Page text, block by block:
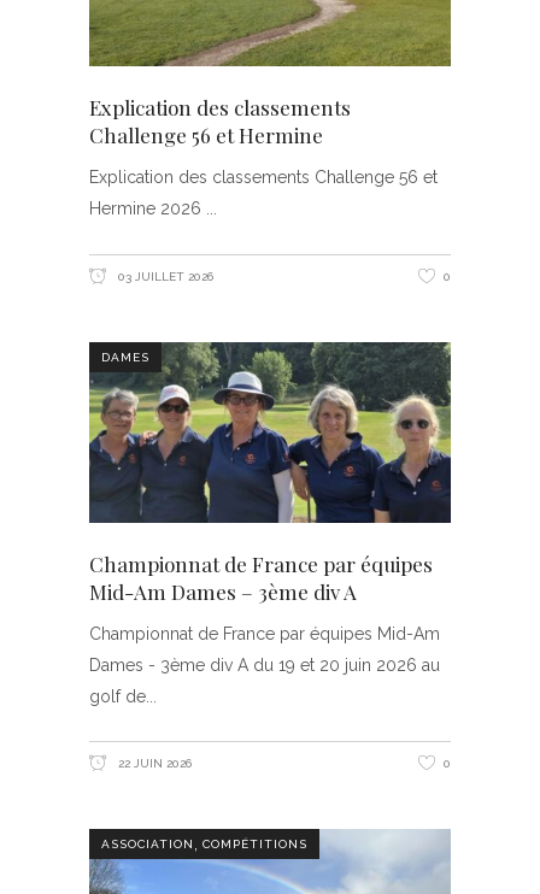
Explication des classements
Challenge 56 et Hermine
Explication des classements Challenge 56 et
Hermine 2026
03 JUILLET 2026 0
DAMES
Championnat de France par équipes
Mid-Am Dames – 3ème div A
Championnat de France par équipes Mid-Am
Dames - 3ème div A du 19 et 20 juin 2026 au
golf de
22 JUIN 2026 0
ASSOCIATION COMPÉTITIONS